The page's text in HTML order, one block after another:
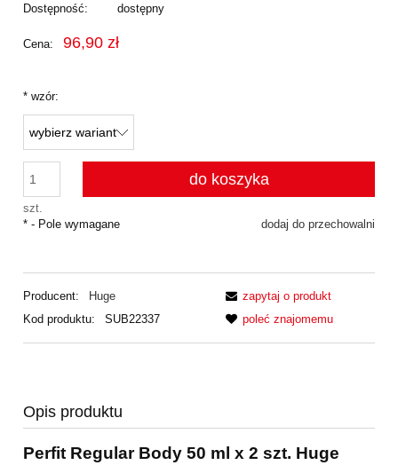
Dostępność: dostępny
Cena: 96,90 zł
* wzór:
szt.
do koszyka
dodaj do przechowalni
* - Pole wymagane
Producent:
Huge
Kod produktu:
SUB22337
zapytaj o produkt
poleć znajomemu
Opis produktu
Perfit Regular Body 50 ml x 2 szt. Huge